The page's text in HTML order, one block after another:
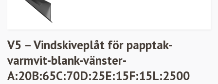
V5 – Vindskiveplåt för papptak-
varmvit-blank-vänster-
A:20B:65C:70D:25E:15F:15L:2500